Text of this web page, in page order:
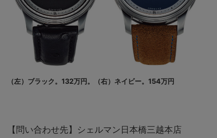
（左）ブラック。132万円。（右）ネイビー。154万円
【問い合わせ先】シェルマン日本橋三越本店